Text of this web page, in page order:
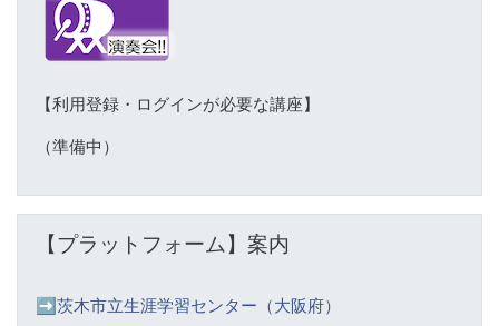
【利用登録・ログインが必要な講座】
（準備中）
【プラットフォーム】案内
➡️ 茨木市立生涯学習センター（大阪府）